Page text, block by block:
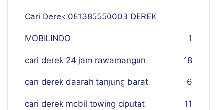
Cari Derek 081385550003 DEREK
MOBILINDO 1
cari derek 24 jam rawamangun 18
cari derek daerah tanjung barat 6
cari derek mobil towing ciputat 11